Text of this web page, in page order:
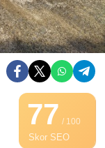
77/ 100
Skor SEO